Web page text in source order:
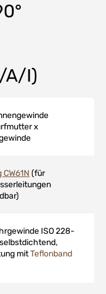
A/I)
x
CW61N (für
ISO 228-
mitTeflonband